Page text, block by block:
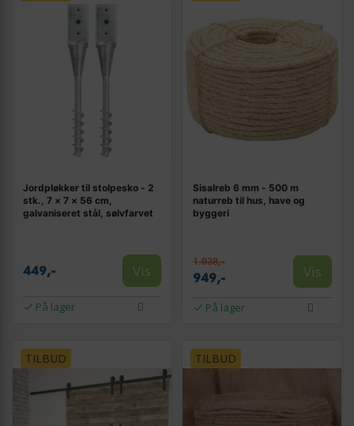
Jordpløkker til stolpesko - 2
stk., 7 × 7 × 56 cm,
galvaniseret stål, sølvfarvet
449,- Vis
På lager
Sisalreb 6 mm - 500 m
naturreb til hus, have og
byggeri
1.038,-
949,- Vis
På lager
TILBUD TILBUD